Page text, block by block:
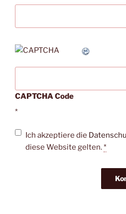
CAPTCHA Code
*
Ich akzeptiere die
diese Website gelten.*